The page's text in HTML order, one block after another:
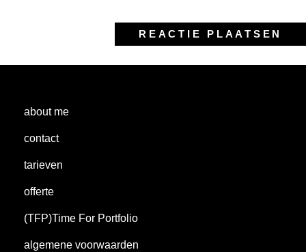
about me
contact
tarieven
offerte
(TFP)Time For Portfolio
algemene voorwaarden